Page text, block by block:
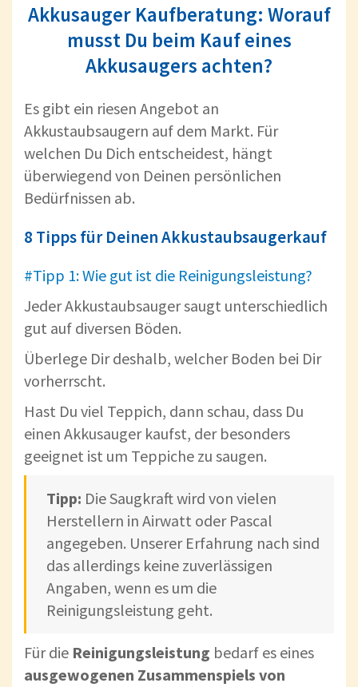
Akkusauger Kaufberatung: Worauf
musst Du beim Kauf eines
Akkusaugers achten?
Es gibt ein riesen Angebot an
Akkustaubsaugern auf dem Markt. Für
welchen Du Dich entscheidest, hängt
überwiegend von Deinen persönlichen
Bedürfnissen ab.
8 Tipps für Deinen Akkustaubsaugerkauf
#Tipp 1: Wie gut ist die Reinigungsleistung?
Jeder Akkustaubsauger saugt unterschiedlich
gut auf diversen Böden.
Überlege Dir deshalb, welcher Boden bei Dir
vorherrscht.
Hast Du viel Teppich, dann schau, dass Du
einen Akkusauger kaufst, der besonders
geeignet ist um Teppiche zu saugen.
Tipp: Die Saugkraft wird von vielen
Herstellern in Airwatt oder Pascal
angegeben. Unserer Erfahrung nach sind
das allerdings keine zuverlässigen
Angaben, wenn es um die
Reinigungsleistung geht.
Für die Reinigungsleistung bedarf es eines
ausgewogenen Zusammenspiels von